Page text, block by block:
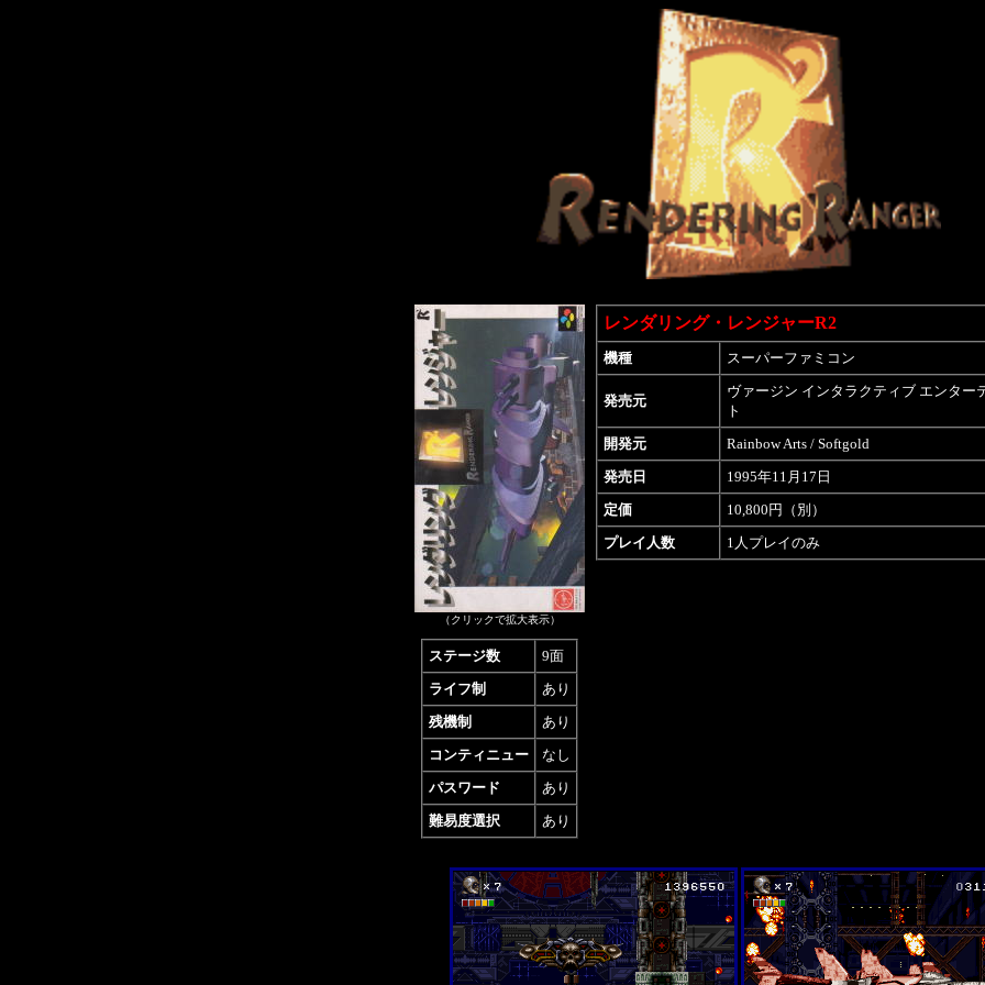
（クリックで拡大表示）
レンダリング・レンジャーR2
機種 スーパーファミコン
発売元
ヴァージン インタラクティブ エンター
ト
開発元
Rainbow Arts / Softgold
発売日
1995年11月17日
定価
10,800円（別）
プレイ人数
1人プレイのみ
ステージ数
9面
ライフ制
あり
残機制
あり
コンティニュー
なし
パスワード
あり
難易度選択
あり